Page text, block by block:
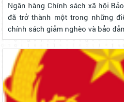
Ngân hàng Chính sách xã hội
đã trở thành một trong những
chính sách giảm nghèo và bảo
và Nhà nước. Thông qua nguồn
hộ nghèo, hộ cận nghèo...